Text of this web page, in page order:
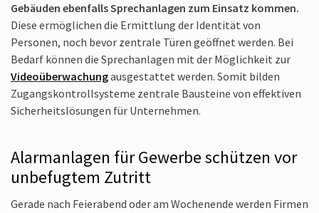
Gebäuden ebenfalls Sprech­anlagen zum Einsatz kommen.
Diese ermöglichen die Ermittlung der Identität von
Personen, noch bevor zentrale Türen geöffnet werden. Bei
Bedarf können die Sprech­anlagen mit der Möglichkeit zur
Video­überwachungausgestattet werden. Somit bilden
Zugangs­kontrollsysteme zentrale Bausteine von effektiven
Sicherheits­lösungen für Unternehmen.
Alarmanlagen für Gewerbe schützen vor
unbefugtem Zutritt
Gerade nach Feierabend oder am Wochenende werden Firmen